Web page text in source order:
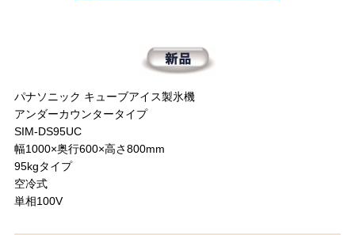
パナソニック キューブアイス製氷機
アンダーカウンタータイプ
SIM-DS95UC
幅1000×奥行600×高さ800mm
95kgタイプ
空冷式
単相100V